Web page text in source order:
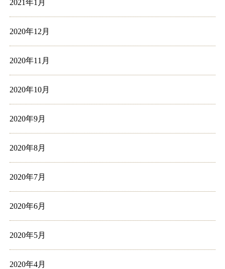
2021年1月
2020年12月
2020年11月
2020年10月
2020年9月
2020年8月
2020年7月
2020年6月
2020年5月
2020年4月